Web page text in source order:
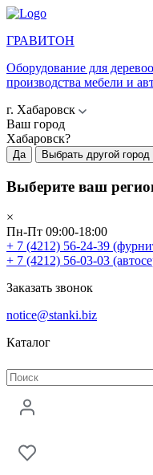
ГРАВИТОН
Оборудование для
производства мебели и
г. Хабаровск
Ваш город
Хабаровск?
Да Выбрать другой город
Выберите ваш
×
Пн-Пт 09:00-18:00
+ 7 (4212) 56-24-39
+ 7 (4212) 56-03-03
Заказать звонок
notice@stanki.biz
Каталог